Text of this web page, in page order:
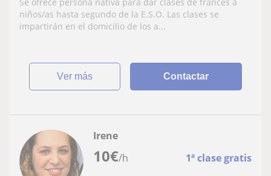
domicilio de los alumnos/as. Interesados
llamar al teléfono
niños/as hasta segundo de la E.S.O. Las clases se
impartirán en el domicilio de los a...
ver más Contactar
10€/h 1ª clase gratis
Irene